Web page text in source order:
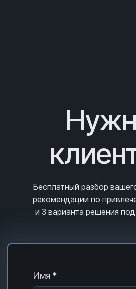
Бесплатный разбор
рекомендации по
и 3 варианта решения
Имя *